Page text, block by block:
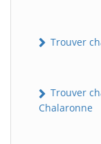
Trouver
Trouver
Chalaronne